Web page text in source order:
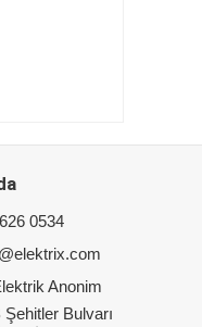
0534
Anonim
Bulvarı